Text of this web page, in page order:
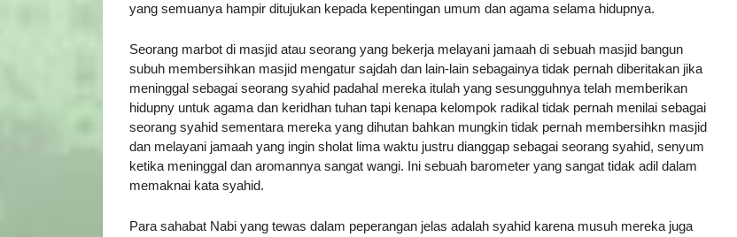
yang semuanya hampir ditujukan kepada kepentingan umum dan agama selama hidupnya.
Seorang marbot di masjid atau seorang yang bekerja melayani jamaah di sebuah masjid bangun
subuh membersihkan masjid mengatur sajdah dan lain-lain sebagainya tidak pernah diberitakan jika
meninggal sebagai seorang syahid padahal mereka itulah yang sesungguhnya telah memberikan
hidupny untuk agama dan keridhan tuhan tapi kenapa kelompok radikal tidak pernah menilai sebagai
seorang syahid sementara mereka yang dihutan bahkan mungkin tidak pernah membersihkn masjid
dan melayani jamaah yang ingin sholat lima waktu justru dianggap sebagai seorang syahid, senyum
ketika meninggal dan aromannya sangat wangi. Ini sebuah barometer yang sangat tidak adil dalam
memaknai kata syahid.
Para sahabat Nabi yang tewas dalam peperangan jelas adalah syahid karena musuh mereka juga